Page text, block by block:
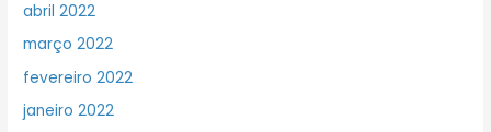
abril 2022
março 2022
fevereiro 2022
janeiro 2022